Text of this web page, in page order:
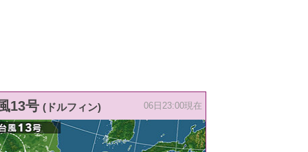
13号 (ドルフィン) 06日23:00現在